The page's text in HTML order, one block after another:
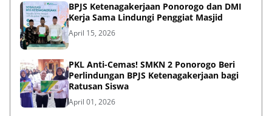
BPJS Ketenagakerjaan Ponorogo dan DMI
Kerja Sama Lindungi Penggiat Masjid
April 15, 2026
PKL Anti-Cemas! SMKN 2 Ponorogo Beri
Perlindungan BPJS Ketenagakerjaan bagi
Ratusan Siswa
April 01, 2026